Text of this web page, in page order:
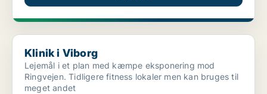
Klinik i Viborg
Klinik i Viborg
Lejemål i et plan med kæmpe eksponering mod
Ringvejen. Tidligere fitness lokaler men kan bruges til
meget andet